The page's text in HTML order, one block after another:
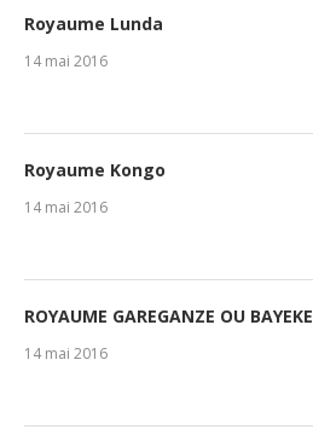
Royaume Lunda
14 mai 2016
Royaume Kongo
14 mai 2016
ROYAUME GAREGANZE OU BAYEKE
14 mai 2016